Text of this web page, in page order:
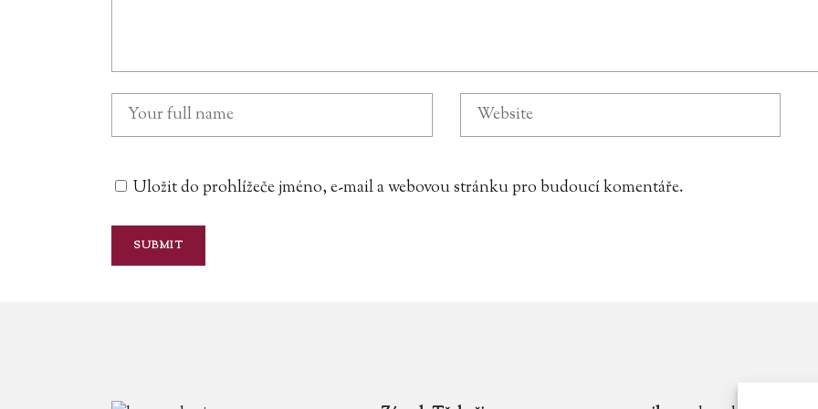
Uložit do prohlížeče jméno, e-mail a webovou stránku pro budoucí komentáře.